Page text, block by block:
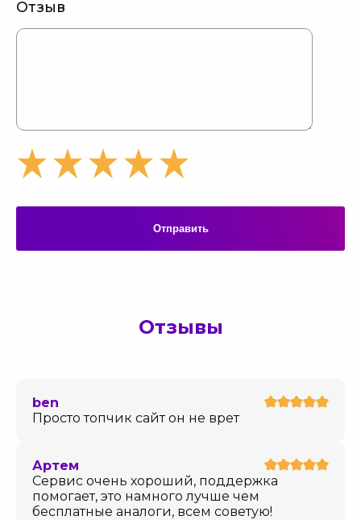
Отзыв
Отправить
Отзывы
ben
Просто топчик сайт он не врет
Артем
Сервис очень хороший, поддержка
помогает, это намного лучше чем
бесплатные аналоги, всем советую!